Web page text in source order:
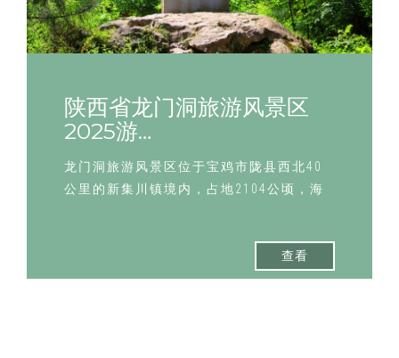
陕西省龙门洞旅游风景区
2025游…
龙门洞旅游风景区位于宝鸡市陇县西北40
公里的新集川镇境内，占地2104公顷，海
查看